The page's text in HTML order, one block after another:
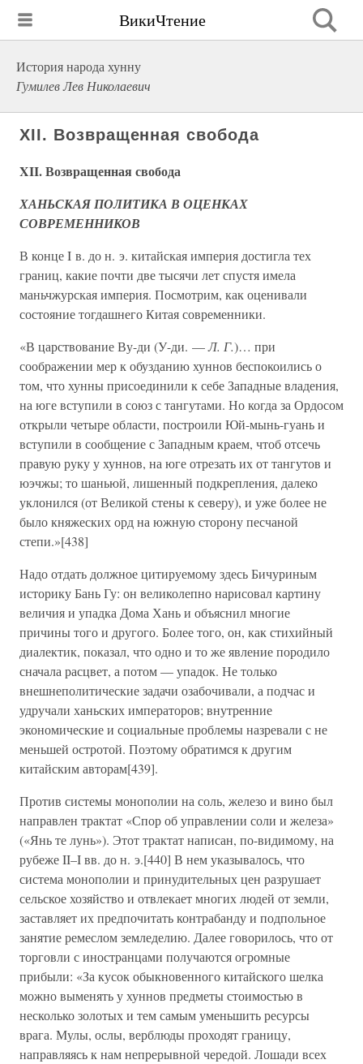
ВикиЧтение
История народа хунну
Гумилев Лев Николаевич
XII. Возвращенная свобода
XII. Возвращенная свобода
ХАНЬСКАЯ ПОЛИТИКА В ОЦЕНКАХ
СОВРЕМЕННИКОВ
В конце I в. до н. э. китайская империя достигла тех
границ, какие почти две тысячи лет спустя имела
маньчжурская империя. Посмотрим, как оценивали
состояние тогдашнего Китая современники.
«В царствование Ву-ди (У-ди. —Л. Г.)… при
соображении мер к обузданию хуннов беспокоились о
том, что хунны присоединили к себе Западные владения,
на юге вступили в союз с тангутами. Но когда за Ордосом
открыли четыре области, построили Юй-мынь-гуань и
вступили в сообщение с Западным краем, чтоб отсечь
правую руку у хуннов, на юге отрезать их от тангутов и
юэчжы; то шаньюй, лишенный подкрепления, далеко
уклонился (от Великой стены к северу), и уже более не
было княжеских орд на южную сторону песчаной
степи.»[438]
Надо отдать должное цитируемому здесь Бичуриным
историку Бань Гу: он великолепно нарисовал картину
величия и упадка Дома Хань и объяснил многие
причины того и другого. Более того, он, как стихийный
диалектик, показал, что одно и то же явление породило
сначала расцвет, а потом — упадок. Не только
внешнеполитические задачи озабочивали, а подчас и
удручали ханьских императоров; внутренние
экономические и социальные проблемы назревали с не
меньшей остротой. Поэтому обратимся к другим
китайским авторам[439].
Против системы монополии на соль, железо и вино был
направлен трактат «Спор об управлении соли и железа»
(«Янь те лунь»). Этот трактат написан, по-видимому, на
рубеже II–I вв. до н. э.[440] В нем указывалось, что
система монополии и принудительных цен разрушает
сельское хозяйство и отвлекает многих людей от земли,
заставляет их предпочитать контрабанду и подпольное
занятие ремеслом земледелию. Далее говорилось, что от
торговли с иностранцами получаются огромные
прибыли: «За кусок обыкновенного китайского шелка
можно выменять у хуннов предметы стоимостью в
несколько золотых и тем самым уменьшить ресурсы
врага. Мулы, ослы, верблюды проходят границу,
направляясь к нам непрерывной чередой. Лошади всех